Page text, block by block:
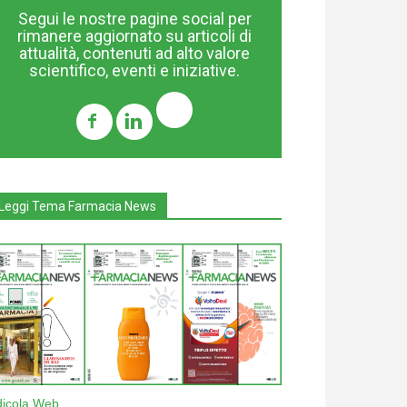
Segui le nostre pagine social per
rimanere aggiornato su articoli di
attualità, contenuti ad alto valore
scientifico, eventi e iniziative.
Tema Farmacia News
Web